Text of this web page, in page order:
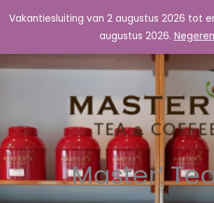
Vakantiesluiting van 2 augustus 2026 tot
augustus 2026. Negeren
naarMaster's Tea & Coffee
Master’